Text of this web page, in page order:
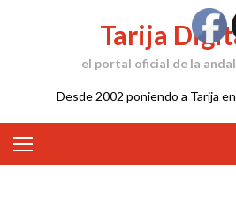
Tarija
el portal oficial de la
Desde 2002 poniendo a Tarija